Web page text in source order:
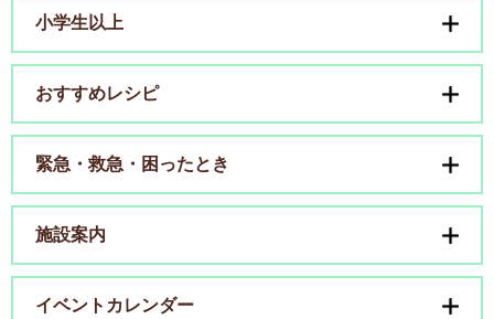
小学生以上
おすすめレシピ
緊急・救急・困ったとき
施設案内
イベントカレンダー